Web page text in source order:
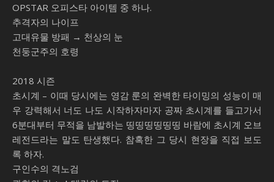
OPSTAR 오피스타 아이템 중 하나.
추격자의 나이프
고대유물 방패 → 천상의 눈
천둥군주의 호령
2018 시즌
초시계 – 이때 당시에는 영감 룬의 완벽한 타이밍의 성능이 매
우 강력해서 너도 나도 시작하자마자 공짜 초시계를 들고가서
6분대부터 무적을 남발하는 띵띵띵띵띵띵 바람에 초시계 오브
레전드라는 말도 탄생했다. 참혹한 그 당시 현장을 직접 보도
록 하자.
구인수의 격노검